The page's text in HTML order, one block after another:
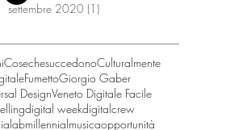
settembre 2020 (1)
CosechesuccedonoCulturalmente
FumettoGiorgio Gaber
DesignVeneto Digitale Facile
digital weekdigitalcrew
millennialmusicaopportunità